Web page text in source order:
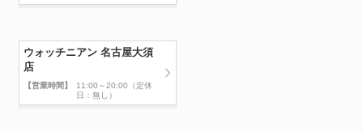
ウォッチニアン 名古屋大須
店
【営業時間】
11:00～20:00（定休
日：無し）